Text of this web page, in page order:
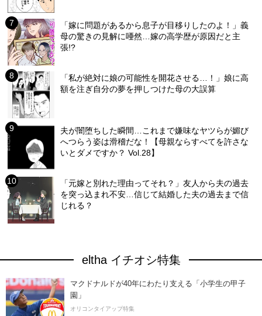
「嫁に問題があるから息子が目移りしたのよ！」義
母の驚きの見解に唖然…嫁の高学歴が原因だと主
張!?
「私が絶対に娘の可能性を開花させる…！」娘に高
額を注ぎ自分の夢を押しつけた母の大誤算
夫が闇堕ちした瞬間…これまで嫌味なヤツらが媚び
へつらう姿は滑稽だな！【母親ならすべてを許さな
いとダメですか？ Vol.28】
「元嫁と別れた理由ってそれ？」友人から夫の過去
を突っ込まれ不安…信じて結婚した夫の過去まで信
じれる？
eltha イチオシ特集
マクドナルドが40年にわたり支える「小学生の甲子
園」
オリコンタイアップ特集